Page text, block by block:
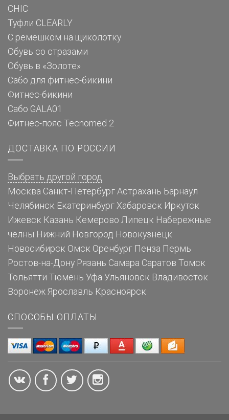
CHIC
Туфли CLEARLY
С ремешком на щиколотку
Обувь со стразами
Обувь в «Золоте»
Сабо для фитнес-бикини
Фитнес-бикини
Сабо GALA01
Фитнес-пояс Tecnomed 2
ДОСТАВКА ПО РОССИИ
Выбрать другой город
Москва Санкт-Петербург Астрахань Барнаул
Челябинск Екатеринбург Хабаровск Иркутск
Ижевск Казань Кемерово Липецк Набережные
челны Нижний Новгород Новокузнецк
Новосибирск Омск Оренбург Пенза Пермь
Ростов-на-Дону Рязань Самара Саратов Томск
Тольятти Тюмень Уфа Ульяновск Владивосток
Воронеж Ярославль Красноярск
СПОСОБЫ ОПЛАТЫ